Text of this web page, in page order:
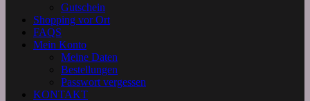
Gutschein
Shopping vor Ort
FAQS
Mein Konto
Meine Daten
Bestellungen
Passwort vergessen
KONTAKT